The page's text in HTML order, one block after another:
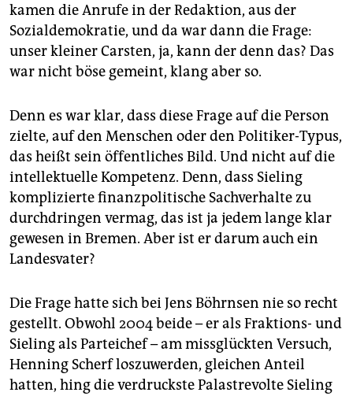
abo
genossenschaft
epaper login
kamen die Anrufe in der Redaktion, aus der
Sozialdemokratie, und da war dann die Frage:
unser kleiner Carsten, ja, kann der denn das? Das
war nicht böse gemeint, klang aber so.
Denn es war klar, dass diese Frage auf die Person
zielte, auf den Menschen oder den Politiker-Typus,
das heißt sein öffentliches Bild. Und nicht auf die
intellektuelle Kompetenz. Denn, dass Sieling
komplizierte finanzpolitische Sachverhalte zu
durchdringen vermag, das ist ja jedem lange klar
gewesen in Bremen. Aber ist er darum auch ein
Landesvater?
Die Frage hatte sich bei Jens Böhrnsen nie so recht
gestellt. Obwohl 2004 beide – er als Fraktions- und
Sieling als Parteichef – am missglückten Versuch,
Henning Scherf loszuwerden, gleichen Anteil
hatten, hing die verdruckste Palastrevolte Sieling